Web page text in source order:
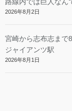
2026年8月2日
宮崎から志布志まで
ジャイアンツ駅
2026年8月1日